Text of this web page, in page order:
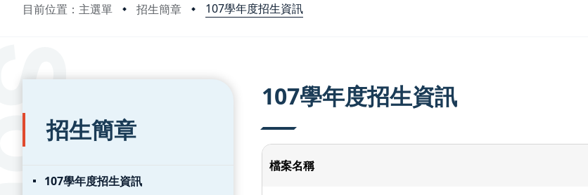
目前位置：主選單 招生簡章 107學年度招生資訊
:::
招生簡章
107學年度招生資訊
107學年度招生資訊
檔案名稱